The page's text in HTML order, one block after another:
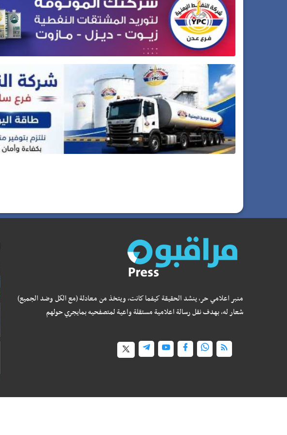
منبر اعلامي حر، ينشد الحقيقة كيفما كانت، ويتخذ من معادلة (مع الكل وضد الجميع)
شعار له، بهدف نقل رسالة اعلامية مستقلة واعية لمتصفحيه بمايجري حولهم